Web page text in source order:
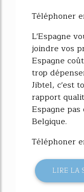
Téléphoner
L'Espagne
joindre vos
Espagne
trop
Jibtel, c'est
rapport
Espagne
Belgique.
Téléphoner
LIRE LA